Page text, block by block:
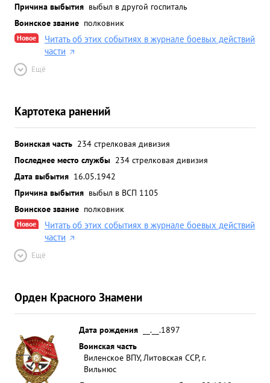
Причина выбытия выбыл в другой госпиталь
Воинское звание полковник
Новое
Читать об этих событиях в журнале боевых действий
части
Ещё
Картотека ранений
Воинская часть 234 стрелковая дивизия
Последнее место службы 234 стрелковая дивизия
Дата выбытия 16.05.1942
Причина выбытия выбыл в ВСП 1105
Воинское звание полковник
Новое
Читать об этих событиях в журнале боевых действий
части
Ещё
Орден Красного Знамени
Дата рождения
__.__.1897
Воинская часть
Виленское ВПУ, Литовская ССР, г.
Вильнюс